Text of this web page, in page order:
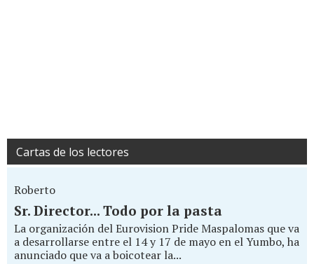
Cartas de los lectores
Roberto
Sr. Director... Todo por la pasta
La organización del Eurovision Pride Maspalomas que va
a desarrollarse entre el 14 y 17 de mayo en el Yumbo, ha
anunciado que va a boicotear la...